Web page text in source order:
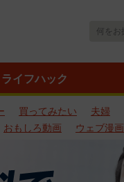
ライフハック
買ってみたい 夫婦
おもしろ動画 ウェブ漫画